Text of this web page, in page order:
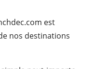
est
nos destinations